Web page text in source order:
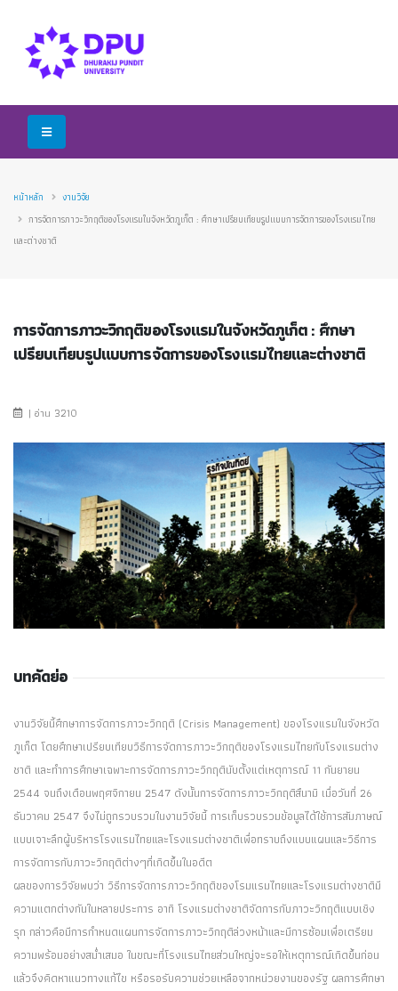
หน้าหลัก
งานวิจัย
การจัดการภาวะวิกฤติของโรงแรมในจังหวัดภูเก็ต : ศึกษาเปรียบเทียบรูปแบบการจัดการของโรงแรมไทย
และต่างชาติ
การจัดการภาวะวิกฤติของโรงแรมในจังหวัดภูเก็ต : ศึกษา
เปรียบเทียบรูปแบบการจัดการของโรงแรมไทยและต่างชาติ
| อ่าน 3210
บทคัดย่อ
งานวิจัยนี้ศึกษาการจัดการภาวะวิกฤติ (Crisis Management) ของโรงแรมในจังหวัด
ภูเก็ต โดยศึกษาเปรียบเทียบวิธีการจัดการภาวะวิกฤติของโรงแรมไทยกับโรงแรมต่าง
ชาติ และทำการศึกษาเฉพาะการจัดการภาวะวิกฤตินับตั้งแต่เหตุการณ์ 11 กันยายน
2544 จนถึงเดือนพฤศจิกายน 2547 ดังนั้นการจัดการภาวะวิกฤติสึนามิ เมื่อวันที่ 26
ธันวาคม 2547 จึงไม่ถูกรวบรวมในงานวิจัยนี้ การเก็บรวบรวมข้อมูลได้ใช้การสัมภาษณ์
แบบเจาะลึกผู้บริหารโรงแรมไทยและโรงแรมต่างชาติเพื่อทราบถึงแบบแผนและวิธีการ
การจัดการกับภาวะวิกฤติต่างๆที่เกิดขึ้นในอดีต
ผลของการวิจัยพบว่า วิธีการจัดการภาวะวิกฤติของโรมแรมไทยและโรงแรมต่างชาติมี
ความแตกต่างกันในหลายประการ อาทิ โรงแรมต่างชาติจัดการกับภาวะวิกฤติแบบเชิง
รุก กล่าวคือมีการกำหนดแผนการจัดการภาวะวิกฤติล่วงหน้าและมีการซ้อมเพื่อเตรียม
ความพร้อมอย่างสม่ำเสมอ ในขณะที่โรงแรมไทยส่วนใหญ่จะรอให้เหตุการณ์เกิดขึ้นก่อน
แล้วจึงคิดหาแนวทางแก้ไข หรือรอรับความช่วยเหลือจากหน่วยงานของรัฐ ผลการศึกษา